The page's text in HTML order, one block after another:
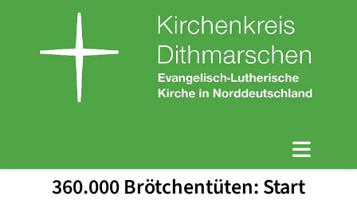
360.000 Brötchentüten: Start